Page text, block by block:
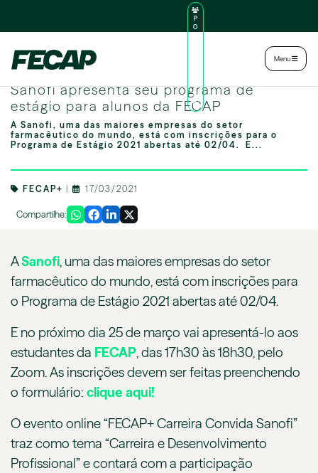
P
O
U
N
O
Menu
Sanofi apresenta seu programa de
estágio para alunos da FECAP
A Sanofi, uma das maiores empresas do setor
farmacêutico do mundo, está com inscrições para o
Programa de Estágio 2021 abertas até 02/04. E...
FECAP+ 17/03/2021
Compartilhe:
ASanofi, uma das maiores empresas do setor
farmacêutico do mundo, está com inscrições para
o Programa de Estágio 2021 abertas até 02/04.
E no próximo dia 25 de março vai apresentá-lo aos
estudantes da FECAP, das 17h30 às 18h30, pelo
Zoom. As inscrições devem ser feitas preenchendo
o formulário: clique aqui!
O evento online “FECAP+ Carreira Convida Sanofi”
traz como tema “Carreira e Desenvolvimento
Profissional” e contará com a participação